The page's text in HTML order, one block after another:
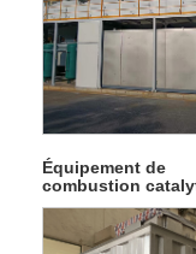
Équipement de
combustion